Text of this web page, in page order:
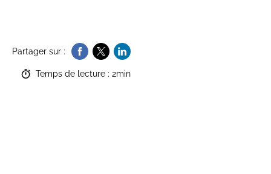
Partager sur :
Temps de lecture : 2min